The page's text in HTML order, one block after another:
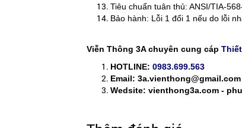
Tiêu chuẩn tuân thủ: ANSI/TIA-
Bảo hành: Lỗi 1 đổi 1 nếu do lỗi
Viễn Thông 3A chuyên cung cáp
HOTLINE: 0983.699.563
Email: 3a.vienthong@gmail.com
Wedsite: vienthong3a.com -